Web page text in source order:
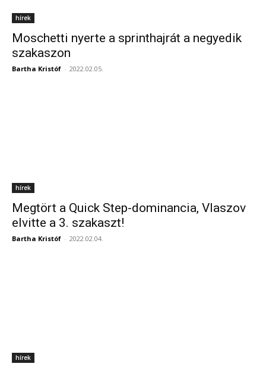
hírek
Moschetti nyerte a sprinthajrát a negyedik
szakaszon
Bartha Kristóf - 2022.02.05.
hírek
Megtört a Quick Step-dominancia, Vlaszov
elvitte a 3. szakaszt!
Bartha Kristóf - 2022.02.04.
hírek